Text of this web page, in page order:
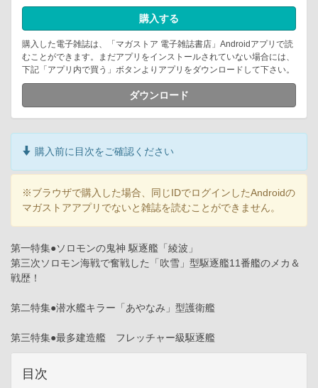
購入する
購入した電子雑誌は、「マガストア 電子雑誌書店」Androidアプリで読
むことができます。まだアプリをインストールされていない場合には、
下記「アプリ内で買う」ボタンよりアプリをダウンロードして下さい。
ダウンロード
購入前に目次をご確認ください
※ブラウザで購入した場合、同じIDでログインしたAndroidの
マガストアアプリでないと雑誌を読むことができません。
第一特集●ソロモンの鬼神 駆逐艦「綾波」
第三次ソロモン海戦で奮戦した「吹雪」型駆逐艦11番艦のメカ＆
戦歴！
第二特集●潜水艦キラー「あやなみ」型護衛艦
第三特集●最多建造艦 フレッチャー級駆逐艦
目次